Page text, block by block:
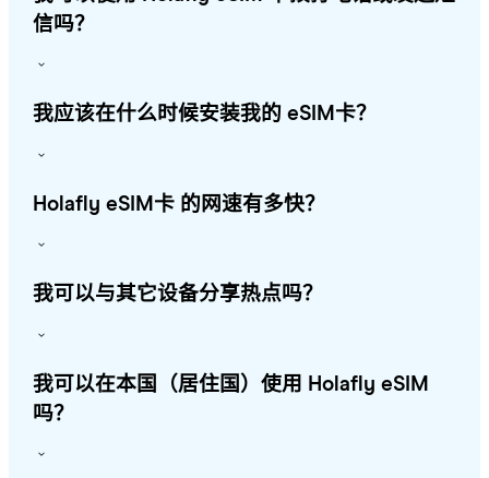
信吗？
我应该在什么时候安装我的 eSIM卡？
Holafly eSIM卡 的网速有多快？
我可以与其它设备分享热点吗？
我可以在本国（居住国）使用 Holafly eSIM
吗？